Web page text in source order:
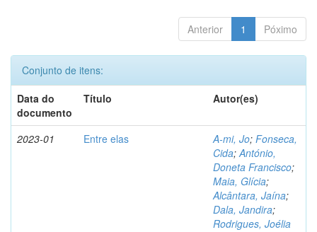
Anterior 1 Póximo
Conjunto de itens:
Data do
documento
Título Autor(es)
2023-01 Entre elas A-mi, Jo; Fonseca,
Cida;António,
Doneta Francisco;
Maia, Glícia;
Alcântara, Jaína;
Dala, Jandira;
Rodrigues, Joélia